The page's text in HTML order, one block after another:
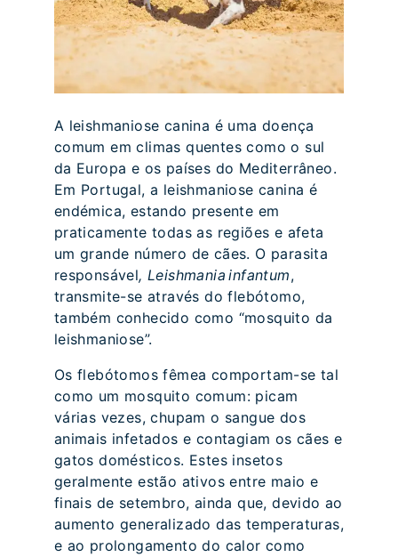
A leishmaniose canina é uma doença
comum em climas quentes como o sul
da Europa e os países do Mediterrâneo.
Em Portugal, a leishmaniose canina é
endémica, estando presente em
praticamente todas as regiões e afeta
um grande número de cães. O parasita
responsável, Leishmania infantum,
transmite-se através do flebótomo,
também conhecido como “mosquito da
leishmaniose”.
Os flebótomos fêmea comportam-se tal
como um mosquito comum: picam
várias vezes, chupam o sangue dos
animais infetados e contagiam os cães e
gatos domésticos. Estes insetos
geralmente estão ativos entre maio e
finais de setembro, ainda que, devido ao
aumento generalizado das temperaturas,
e ao prolongamento do calor como